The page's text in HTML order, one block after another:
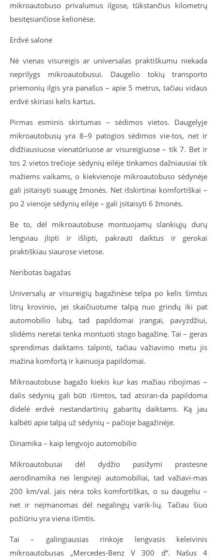
mikroautobuso privalumus ilgose, tūkstančius kilometrų
besitęsiančiose kelionėse.
Erdvė salone
Nė vienas visureigis ar universalas praktiškumu niekada
neprilygs mikroautobusui. Daugelio tokių transporto
priemonių ilgis yra panašus – apie 5 metrus, tačiau vidaus
erdvė skiriasi kelis kartus.
Pirmas esminis skirtumas – sėdimos vietos. Daugelyje
mikroautobusų yra 8–9 patogios sėdimos vie-tos, net ir
didžiausiuose vienatūriuose ar visureigiuose – tik 7. Bet ir
tos 2 vietos trečioje sėdynių eilėje tinkamos dažniausiai tik
mažiems vaikams, o kiekvienoje mikroautobuso sėdynėje
gali įsitaisyti suaugę žmonės. Net išskirtinai komfortiškai –
po 2 vienoje sėdynių eilėje – gali įsitaisyti 6 žmonės.
Be to, dėl mikroautobuse montuojamų slankiųjų durų
lengviau įlipti ir išlipti, pakrauti daiktus ir gerokai
praktiškiau siaurose vietose.
Neribotas bagažas
Universalų ar visureigių bagažinėse telpa po kelis šimtus
litrų krovinio, jei skaičiuotume talpą nuo grindų iki pat
automobilio lubų, tad papildomai įrangai, pavyzdžiui,
slidėms neretai tenka montuoti stogo bagažinę. Tai – geras
sprendimas daiktams talpinti, tačiau važiavimo metu jis
mažina komfortą ir kainuoja papildomai.
Mikroautobuse bagažo kiekis kur kas mažiau ribojimas –
dalis sėdynių gali būti išimtos, tad atsiran-da papildoma
didelė erdvė nestandartinių gabaritų daiktams. Ką jau
kalbėti apie talpą už sėdynių – pačioje bagažinėje.
Dinamika – kaip lengvojo automobilio
Mikroautobusai dėl dydžio pasižymi prastesne
aerodinamika nei lengvieji automobiliai, tad važiavi-mas
200 km/val. jais nėra toks komfortiškas, o su daugeliu –
net ir neįmanomas dėl negalingų varik-lių. Tačiau šiuo
požiūriu yra viena išimtis.
Tai – galingiausias rinkoje lengvasis keleivinis
mikroautobusas „Mercedes-Benz V 300 d“. Našus 4